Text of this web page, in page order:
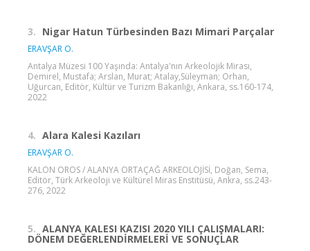
3. Nigar Hatun Türbesinden Bazı Mimari Parçalar
ERAVŞAR O.
Antalya Müzesi 100 Yaşında: Antalya'nın Arkeolojik Mirası,
Demirel, Mustafa; Arslan, Murat; Atalay,Süleyman; Orhan,
Uğurcan, Editör, Kültür ve Turizm Bakanlığı, Ankara, ss.160-174,
2022
4. Alara Kalesi Kazıları
ERAVŞAR O.
KALON OROS / ALANYA ORTAÇAĞ ARKEOLOJİSİ, Doğan, Sema,
Editör, Türk Arkeoloji ve Kültürel Miras Enstitüsü, Ankra, ss.243-
276, 2022
5. ALANYA KALESI KAZISI 2020 YILI ÇALIŞMALARI:
DÖNEM DEĞERLENDİRMELERİ VE SONUÇLAR